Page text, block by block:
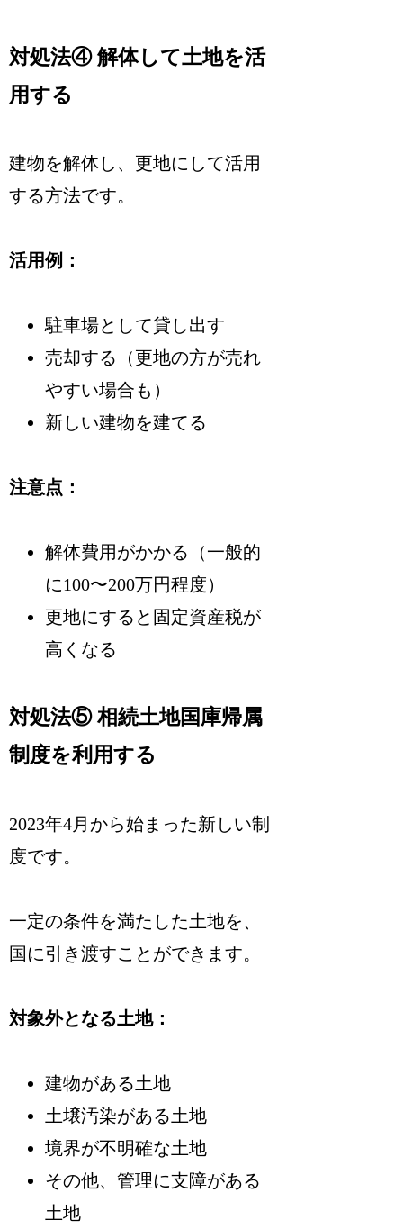
対処法④ 解体して土地を活
用する
建物を解体し、更地にして活用
する方法です。
活用例：
駐車場として貸し出す
売却する（更地の方が売れ
やすい場合も）
新しい建物を建てる
注意点：
解体費用がかかる（一般的
に100〜200万円程度）
更地にすると固定資産税が
高くなる
対処法⑤ 相続土地国庫帰属
制度を利用する
2023年4月から始まった新しい制
度です。
一定の条件を満たした土地を、
国に引き渡すことができます。
対象外となる土地：
建物がある土地
土壌汚染がある土地
境界が不明確な土地
その他、管理に支障がある
土地